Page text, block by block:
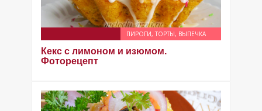
ПИРОГИ, ТОРТЫ, ВЫПЕЧКА
Кекс с лимоном и изюмом.
Фоторецепт